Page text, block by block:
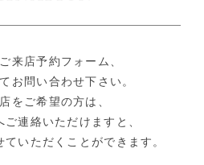
来店予約フォーム、
お問い合わせ下さい。
をご希望の方は、
連絡いただけますと、
いただくことができます。